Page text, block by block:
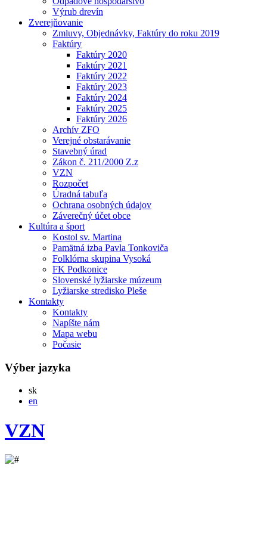
Výrub drevín
Zverejňovanie
Zmluvy, Objednávky, Faktúry do roku 2019
Faktúry
Faktúry 2020
Faktúry 2021
Faktúry 2022
Faktúry 2023
Faktúry 2024
Faktúry 2025
Faktúry 2026
Archív ZFO
Verejné obstarávanie
Stavebný úrad
Zákon č. 211/2000 Z.z
VZN
Rozpočet
Úradná tabuľa
Ochrana osobných údajov
Záverečný účet obce
Kultúra a šport
Kostol sv. Martina
Pamätná izba Pavla Tonkoviča
Folklórna skupina Vysoká
FK Podkonice
Slovenské lyžiarske múzeum
Lyžiarske stredisko Pleše
Kontakty
Kontakty
Napíšte nám
Mapa webu
Počasie
Výber jazyka
skSlovensky
en
VZN